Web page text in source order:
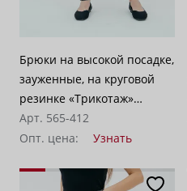
Брюки на высокой посадке,
зауженные, на круговой
резинке «Трикотаж»
черные
Арт. 565-412
Опт. цена:
Узнать